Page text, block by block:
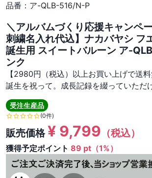
品番： ア-QLB-516/N-P
＼アルバムづくり応援キャンペ
刺繍名入れ代込】ナカバヤシ フ
誕生用 スイートバルーン ア-
ンク
【2980円（税込）以上お買い上げで送
誕生を祝って。成長記録を綴っていただ
受注生産品
(0件)
販売価格¥ 9,799 （税込）
獲得予定ポイント 89 pt（1%）